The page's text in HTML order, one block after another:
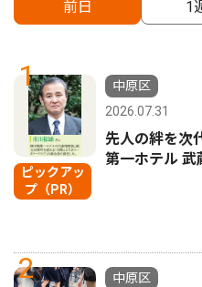
前日 1
1
ピックアッ
プ（PR）
中原区
2026.07.31
先人の絆を次
第一ホテル 武
2
中原区